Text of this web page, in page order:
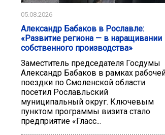
05.08.2026
Александр Бабаков в Рославле:
«Развитие региона — в наращивании
собственного производства»
Заместитель председателя Госдумы
Александр Бабаков в рамках
поездки по Смоленской области
посетил Рославльский
муниципальный округ. Ключевым
пунктом программы визита стало
предприятие «Гласс...